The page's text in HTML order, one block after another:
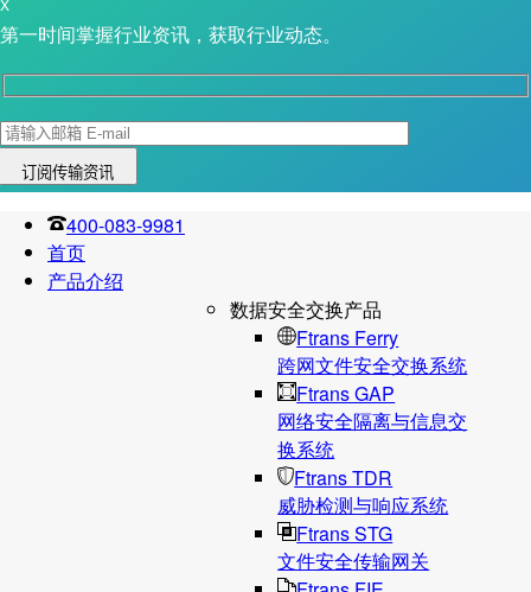
X
第一时间掌握行业资讯，获取行业动态。
400-083-9981
首页
产品介绍
数据安全交换产品
Ftrans Ferry
跨网文件安全交换系统
Ftrans GAP
网络安全隔离与信息交
换系统
Ftrans TDR
威胁检测与响应系统
Ftrans STG
文件安全传输网关